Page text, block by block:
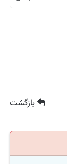
بازگشت